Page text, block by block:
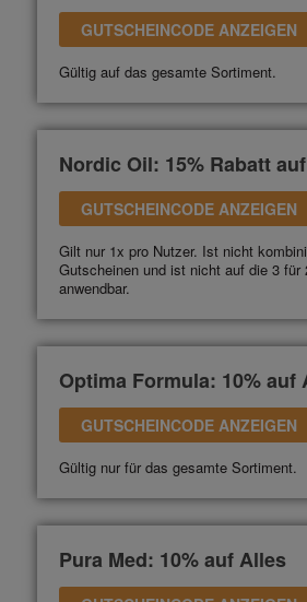
GUTSCHEINCODE ANZEIGEN
Gültig auf das gesamte Sortiment.
Nordic Oil: 15% Rabatt
GUTSCHEINCODE ANZEIGEN
Gilt nur 1x pro Nutzer. Ist nicht
Gutscheinen und ist nicht auf die 3 für
anwendbar.
Optima Formula: 10% auf
GUTSCHEINCODE ANZEIGEN
Gültig nur für das gesamte Sortiment.
Pura Med: 10% auf Alles